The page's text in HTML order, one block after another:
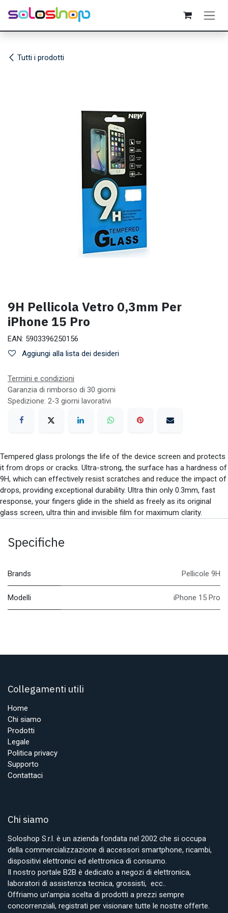
Passa al contenuto
Tutti i prodotti
9H Pellicola Vetro 0,3mm Per
iPhone 15 Pro
EAN: 5903396250156
Aggiungi alla lista dei desideri
Termini e condizioni
Garanzia di rimborso di 30 giorni
Spedizione: 2-3 giorni lavorativi
Tempered glass prolongs the life of the device screen and protects
it from drops or cracks. Ultra-strong, the surface has a hardness of
9H, which can effectively resist scratches and reduce the impact of
drops, providing exceptional durability. Ultra thin only 0.3mm, fast
response, your fingers glide in the shield as freely as its original
glass screen, ultra thin and invisible film for maximum clarity.
Specifiche
Brands Pellicole 9H
Modelli iPhone 15 Pro
Collegamenti utili
Home
Chi siamo
Prodotti
Legale
Politica privacy
Supporto
Contattaci
Chi siamo
Soloshop S.r.l. è un azienda fondata nel 2002 che si occupa
della commercializzazione di accessori smartphone, ricambi,
dispositivi elettronici ed elettronica di consumo.
Il nostro portale B2B è dedicato a negozi di elettronica,
laboratori di assistenza tecnica, grossisti, ecc..
Offriamo un'ampia scelta di prodotti a prezzi sempre
concorrenziali, registrati per visionare tutte le nostre offerte.